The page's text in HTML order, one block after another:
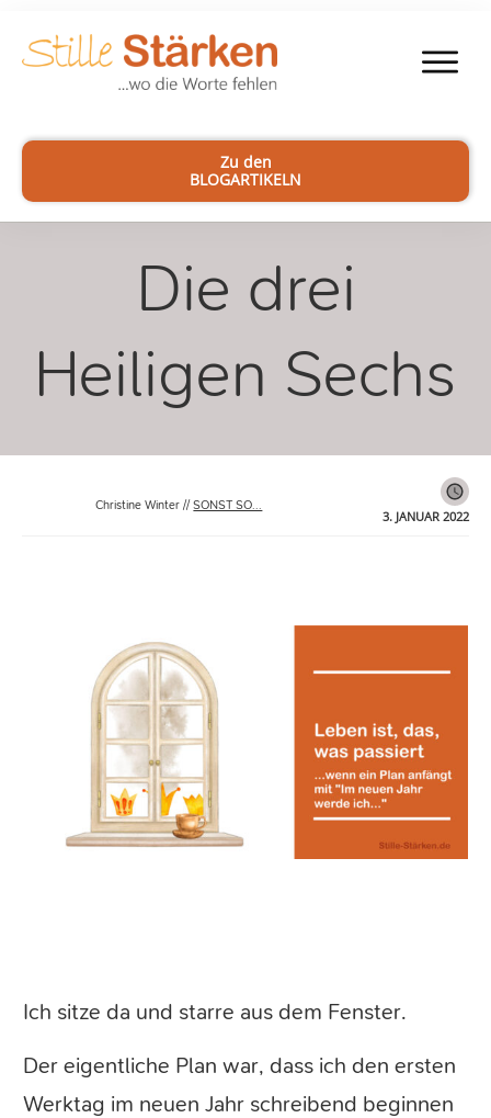
Zu den
BLOGARTIKELN
Die drei
Heiligen Sechs
Christine Winter //SONST SO...
3. JANUAR 2022
Ich sitze da und starre aus dem Fenster.
Der eigentliche Plan war, dass ich den ersten
Werktag im neuen Jahr schreibend beginnen